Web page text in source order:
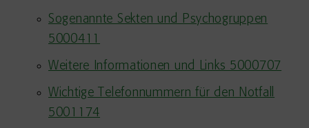
Sogenannte Sekten und Psychogruppen
5000411
Weitere Informationen und Links 5000707
Wichtige Telefonnummern für den Notfall
5001174